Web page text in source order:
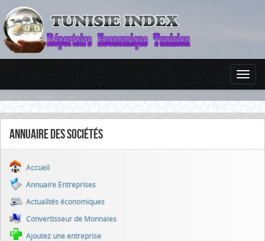
Annuaire des sociétés
Accueil
Annuaire Entreprises
Actualités économiques
Convertisseur de Monnaies
Ajoutez une entreprise